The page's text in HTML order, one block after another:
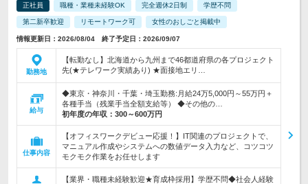
正社員 職種・業種未経験OK 完全週休2日制 学歴不問
第二新卒歓迎 リモートワーク可 女性のおしごと掲載中
情報更新日：2026/08/04 終了予定日：2026/09/07
勤務地
【転勤なし】北海道から九州まで46都道府県の各プロジェクト
先(★テレワーク実績あり) ★面接地エリ…
給与
◆東京・神奈川・千葉・埼玉勤務:月給24万5,000円～55万円＋
各種手当（残業手当全額支給等） ◆その他の…
初年度の年収： 300～600万円
仕事内容
【オフィスワークデビュー応援！】IT関連のプロジェクトで、
マニュアル作成やシステムへの数値データ入力など、コツコツ
モクモク作業をお任せします
【業界・職種未経験歓迎★育成枠採用】学歴不問◆社会人経験